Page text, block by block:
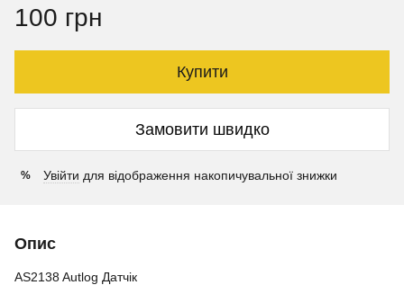
100 грн
Купити
Замовити швидко
% Увійти для відображення накопичувальної знижки
Опис
AS2138 Autlog Датчік